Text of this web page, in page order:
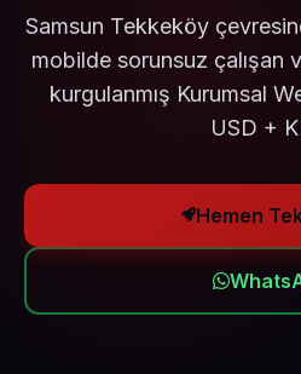
Samsun Tekkeköy
mobilde sorunsuz çalışan
kurgulanmış Kurumsal
USD +
Hemen